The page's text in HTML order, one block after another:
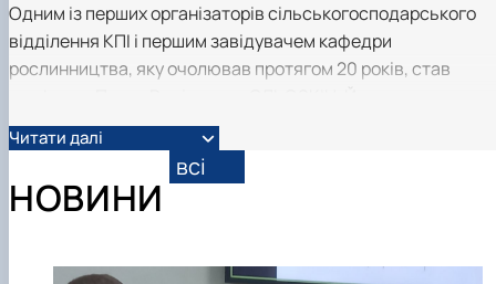
Одним із перших організаторів сільськогосподарського
відділення КПІ і першим завідувачем кафедри
рослинництва, яку очолював протягом 20 років, став
діяльність була присвячена вивченню методів
родючості ґрунтів, застосуванню раціональних систем
удобрення сільськогосподарських культур і
удосконаленню технологій їх вирощування. Одним із
контрольно-насіннєвої станції.
Читати далі
НОВИНИ
всі